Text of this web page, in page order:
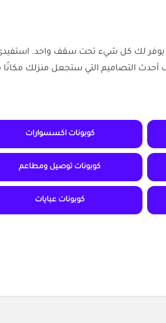
يوفر لك كل شيء تحت سقف واحد.
التصاميم التي ستجعل منزلك مكانًا
كوبونات اكسسوارات
كوبونات توصيل ومطاعم
كوبونات عبايات